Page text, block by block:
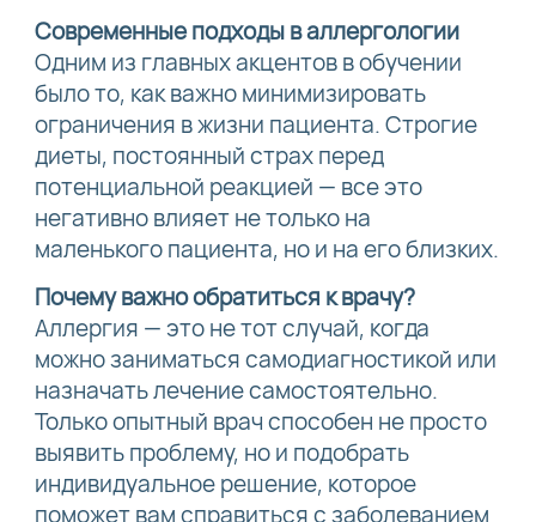
Современные подходы в аллергологии
Одним из главных акцентов в обучении
было то, как важно минимизировать
ограничения в жизни пациента. Строгие
диеты, постоянный страх перед
потенциальной реакцией — все это
негативно влияет не только на
маленького пациента, но и на его близких.
Почему важно обратиться к врачу?
Аллергия — это не тот случай, когда
можно заниматься самодиагностикой или
назначать лечение самостоятельно.
Только опытный врач способен не просто
выявить проблему, но и подобрать
индивидуальное решение, которое
поможет вам справиться с заболеванием